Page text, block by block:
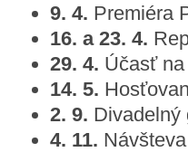
9. 4. Premiéra
16. a 23. 4.
29. 4. Účasť
14. 5.
2. 9. Divadelný
4. 11.